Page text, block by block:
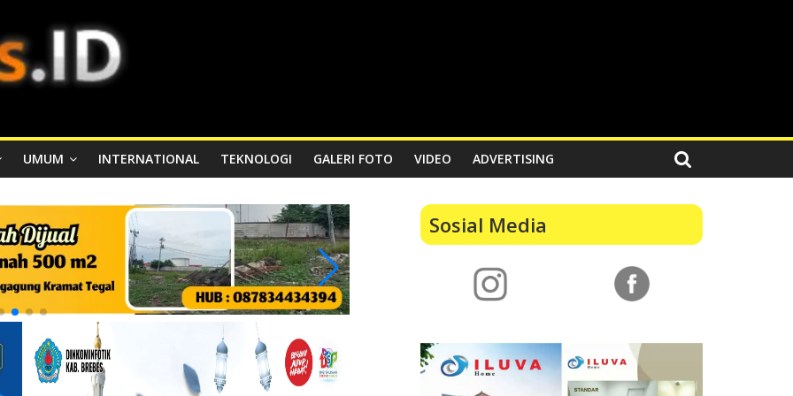
UMUM INTERNATIONAL TEKNOLOGI GALERI FOTO VIDEO ADVERTISING
Sosial Media